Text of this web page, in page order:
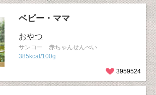
ベビー・ママ
おやつ
サンコー 赤ちゃんせんべい
385kcal/100g
3959524